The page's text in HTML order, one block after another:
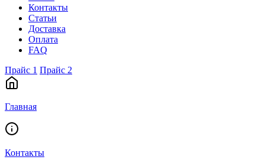
Контакты
Статьи
Доставка
Оплата
FAQ
Прайс 1 Прайс 2
Главная
Контакты